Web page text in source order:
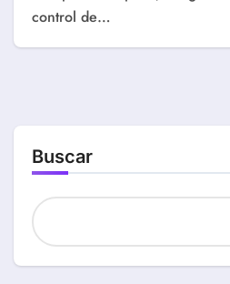
control de…
Buscar